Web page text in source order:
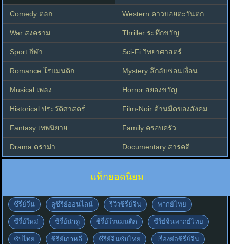
Comedy ตลก Western คาวบอยตะวันตก
War สงคราม Thriller ระทึกขวัญ
Sport กีฬา Sci-Fi วิทยาศาสตร์
Romance โรแมนติก Mystery ลึกลับซ่อนเงื่อน
Musical เพลง Horror สยองขวัญ
Historical ประวัติศาสตร์ Film-Noir ด้านมืดของสังคม
Fantasy เทพนิยาย Family ครอบครัว
Drama ดราม่า Documentary สารคดี
แท็กยอดนิยม
ซีรี่ย์จีน ดูซีรี่ย์ออนไลน์ รีวิวซีรี่ย์จีน พากย์ไทย
ซีรี่ย์ใหม่ ซีรี่ย์น่าดู ซีรี่ย์โรแมนติก ซีรี่ย์จีนพากย์ไทย
ซับไทย ซีรี่ย์เกาหลี ซีรี่ย์จีนซับไทย เรื่องย่อซีรี่ย์จีน